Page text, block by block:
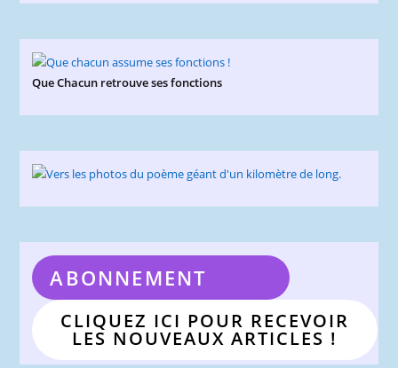
Que Chacun retrouve ses fonctions
ABONNEMENT
CLIQUEZ ICI POUR RECEVOIR
LES NOUVEAUX ARTICLES !